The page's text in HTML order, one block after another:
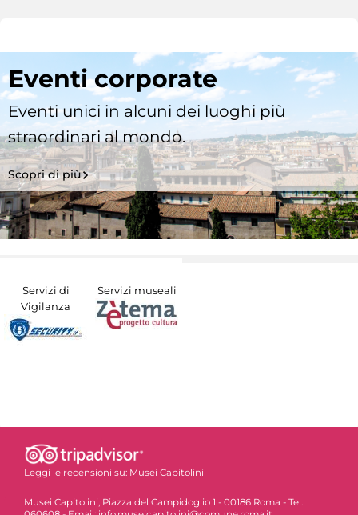
Eventi corporate
Eventi unici in alcuni dei luoghi più
straordinari al mondo.
Scopri di più
Servizi di
Vigilanza
Servizi museali
Leggi le recensioni su: Musei Capitolini
Musei Capitolini, Piazza del Campidoglio 1 - 00186 Roma - Tel.